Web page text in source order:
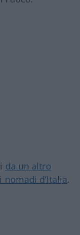
da un altro
d’Italia.